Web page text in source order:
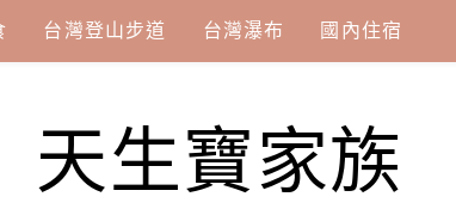
台灣登山步道 台灣瀑布 國內住宿
天生寶家族